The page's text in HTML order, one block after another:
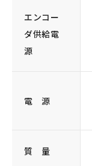
エンコー
ダ供給電
源
電 源
質 量